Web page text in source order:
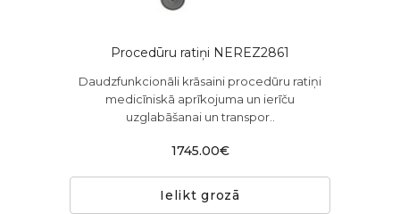
Procedūru ratiņi NEREZ2861
Daudzfunkcionāli krāsaini procedūru ratiņi
medicīniskā aprīkojuma un ierīču
uzglabāšanai un transpor..
1745.00€
Ielikt grozā